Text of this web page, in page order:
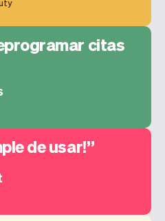
citas
de usar!